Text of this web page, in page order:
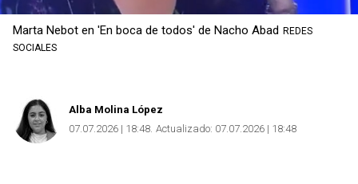
Marta Nebot en 'En boca de todos' de Nacho Abad REDES
SOCIALES
Alba Molina López
07.07.2026 | 18:48 Actualizado: 07.07.2026 | 18:48